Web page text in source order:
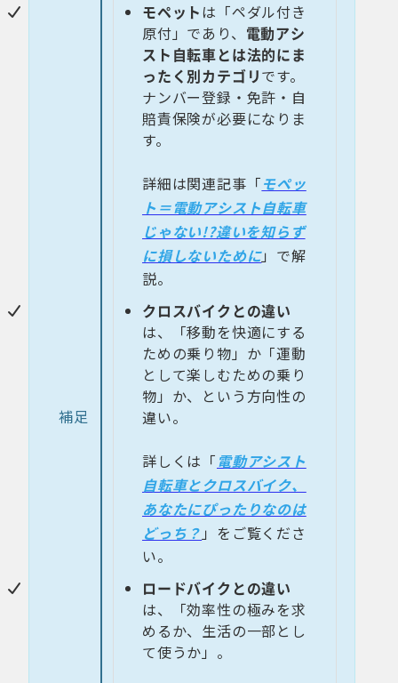
補足
モペットは「ペダル付き
原付」であり、 電動アシ
スト自転車とは法的にま
ったく別カテゴリです。
ナンバー登録・免許・自
賠責保険が必要になりま
す。
詳細は関連記事「モペッ
ト＝電動アシスト自転車
じゃない!?違いを知らず
に損しないために」で解
説。
クロスバイクとの違い
は、「移動を快適にする
ための乗り物」か「運動
として楽しむための乗り
物」か、という方向性の
違い。
詳しくは「電動アシスト
自転車とクロスバイク、
あなたにぴったりなのは
どっち？ 」をご覧くださ
い。
ロードバイクとの違い
は、「効率性の極みを求
めるか、生活の一部とし
て使うか」。